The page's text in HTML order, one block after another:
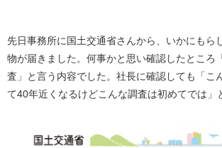
先日事務所に国土交通省さんから、いかにもら
物が届きました。何事かと思い確認したところ
査」と言う内容でした。社長に確認しても「こ
て40年近くなるけどこんな調査は初めてでは」